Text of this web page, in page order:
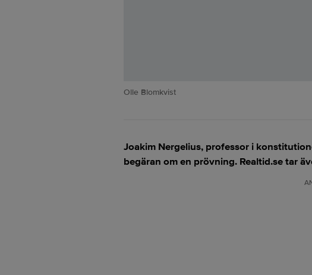
Olle Blomkvist
Joakim Nergelius, professor i
begäran om en prövning. Realtid.se tar